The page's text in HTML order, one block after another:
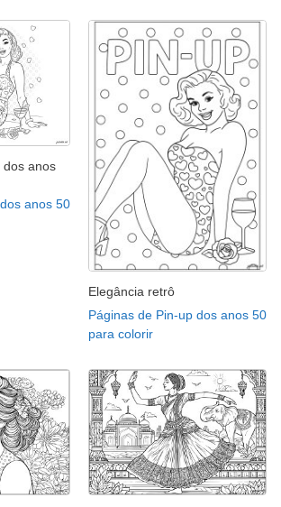
dos anos
anos 50
Elegância retrô
Páginas de Pin-up dos anos 50
para colorir